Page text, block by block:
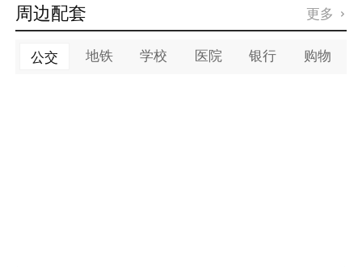
周边配套 更多 
公交 地铁 学校 医院 银行 购物